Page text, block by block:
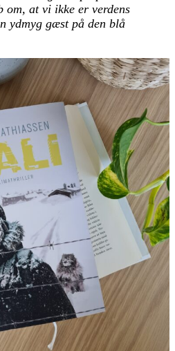
om, at vi ikke er verdens
ydmyg gæst på den blå